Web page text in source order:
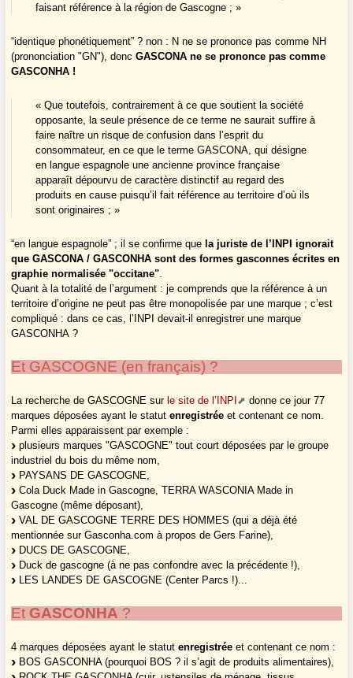
faisant référence à la région de Gascogne ; »
“identique phonétiquement” ? non : N ne se prononce pas comme NH
(prononciation "GN"), doncGASCONA ne se prononce pas comme
GASCONHA !
« Que toutefois, contrairement à ce que soutient la société
opposante, la seule présence de ce terme ne saurait suffire à
faire naître un risque de confusion dans l’esprit du
consommateur, en ce que le terme GASCONA, qui désigne
en langue espagnole une ancienne province française
apparaît dépourvu de caractère distinctif au regard des
produits en cause puisqu’il fait référence au territoire d’où ils
sont originaires ; »
“en langue espagnole” ; il se confirme que la juriste de l’INPI ignorait
que GASCONA / GASCONHA sont des formes gasconnes écrites en
graphie normalisée "occitane".
Quant à la totalité de l’argument : je comprends que la référence à un
territoire d’origine ne peut pas être monopolisée par une marque ; c’est
compliqué : dans ce cas, l’INPI devait-il enregistrer une marque
GASCONHA ?
Et GASCOGNE (en français) ?
La recherche de GASCOGNE sur le site de l’INPI
donne ce jour 77
marques déposées ayant le statutenregistrée et contenant ce nom.
Parmi elles apparaissent par exemple :
plusieurs marques "GASCOGNE" tout court déposées par le groupe
industriel du bois du même nom,
PAYSANS DE GASCOGNE,
Cola Duck Made in Gascogne, TERRA WASCONIA Made in
Gascogne (même déposant),
VAL DE GASCOGNE TERRE DES HOMMES (qui a déjà été
mentionnée sur Gasconha.com à propos de Gers Farine),
DUCS DE GASCOGNE,
Duck de gascogne (à ne pas confondre avec la précédente !),
LES LANDES DE GASCOGNE (Center Parcs !)...
Et GASCONHA ?
4 marques déposées ayant le statutenregistrée et contenant ce nom :
BOS GASCONHA (pourquoi BOS ? il s’agit de produits alimentaires),